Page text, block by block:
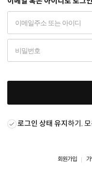
로그인 상태 유지하기.
회원가입